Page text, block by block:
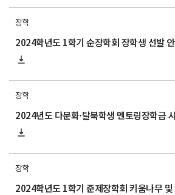
장학
2024학년도 1학기 순장학회 장학생 선발
장학
2024년도 다문화·탈북학생 멘토링장학금
장학